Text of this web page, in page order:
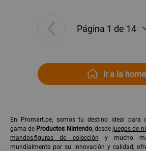
Ir a la home
En Promart.pe, somos tu destino ideal para
gama de Productos Nintendo, desde juegos de
mandos,figuras de colección y mucho
mundialmente por su innovación y calidad,